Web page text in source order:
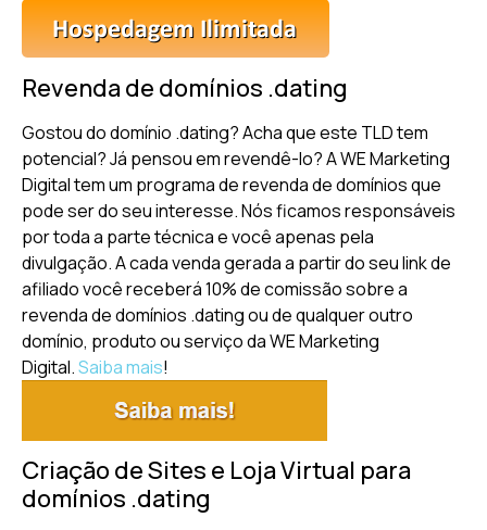
Revenda de domínios .dating
Gostou do domínio .dating? Acha que este TLD tem
potencial? Já pensou em revendê-lo? A WE Marketing
Digital tem um programa de revenda de domínios que
pode ser do seu interesse. Nós ficamos responsáveis
por toda a parte técnica e você apenas pela
divulgação. A cada venda gerada a partir do seu link de
afiliado você receberá 10% de comissão sobre a
revenda de domínios .dating ou de qualquer outro
domínio, produto ou serviço da WE Marketing
Digital.Saiba mais!
Criação de Sites e Loja Virtual para
domínios .dating